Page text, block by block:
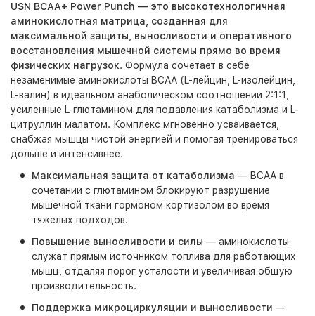
USN BCAA+ Power Punch — это высокотехнологичная
аминокислотная матрица, созданная для
максимальной защиты, выносливости и оперативного
восстановления мышечной системы прямо во время
физических нагрузок. Формула сочетает в себе
незаменимые аминокислоты BCAA (L-лейцин, L-изолейцин,
L-валин) в идеальном анаболическом соотношении 2:1:1,
усиленные L-глютамином для подавления катаболизма и L-
цитруллин малатом. Комплекс мгновенно усваивается,
снабжая мышцы чистой энергией и помогая тренироваться
дольше и интенсивнее.
Максимальная защита от катаболизма — BCAA в
сочетании с глютамином блокируют разрушение
мышечной ткани гормоном кортизолом во время
тяжелых подходов.
Повышение выносливости и силы — аминокислоты
служат прямым источником топлива для работающих
мышц, отдаляя порог усталости и увеличивая общую
производительность.
Поддержка микроциркуляции и выносливости —